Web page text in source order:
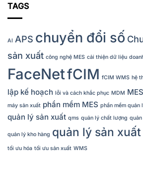
TAGS
AI APS chuyển đổi số
sản xuất công nghệ MES cải thiện dữ liệu
FaceNetfCIM fCIM WMS hệ
lập kế hoạch lỗi và cách khắc phục MDM MES
máy sản xuất phần mềm MES phần mềm quản
quản lý sản xuất qms quản lý chất lượng
quản lý kho hàng quản lý sản xuất
tối ưu hóa tối ưu sản xuất WMS